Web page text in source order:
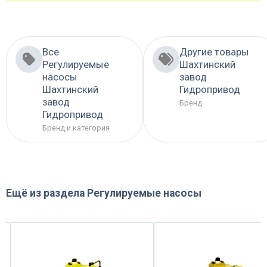
Все
Регулируемые
насосы
Шахтинский
завод
Гидропривод
Бренд и категория
Другие товары
Шахтинский
завод
Гидропривод
Бренд
Ещё из раздела Регулируемые насосы